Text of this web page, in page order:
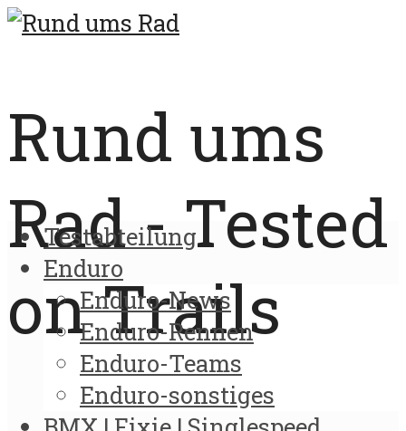
Rund ums
Rad - Tested
on Trails
Testabteilung
Enduro
Enduro-News
Enduro-Rennen
Enduro-Teams
Enduro-sonstiges